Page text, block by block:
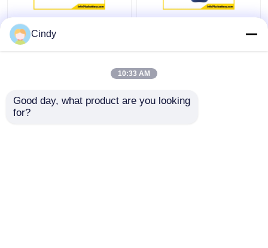
4S1P 18650 wieder
aufladbare Entladung
Batterie-Lifepo4 Sätze
Cindy
10:33 AM
Good day, what product are you looking
for?